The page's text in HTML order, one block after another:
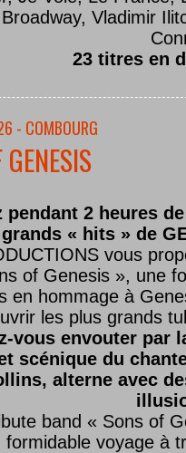
Vladimir
23 titres en
- COMBOURG
pendant 2 heures
grands « hits » de
vous
of Genesis », une
en hommage à
les plus grands
vous envouter par
scénique du
alterne avec
band « Sons of
formidable voyage à